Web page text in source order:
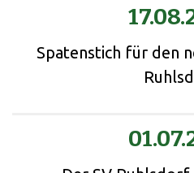
Spatenstich für den